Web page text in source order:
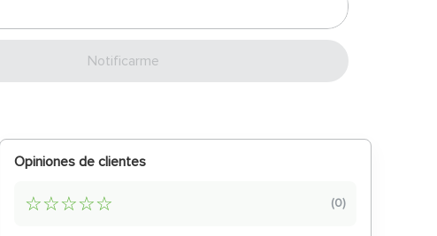
Enviar
Opiniones de clientes
☆☆☆☆☆ (0)